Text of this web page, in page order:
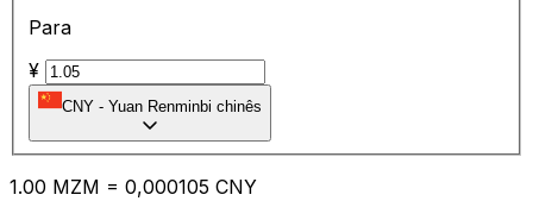
Para
¥
CNY - Yuan Renminbi chinês
1.00 MZM = 0,000105 CNY